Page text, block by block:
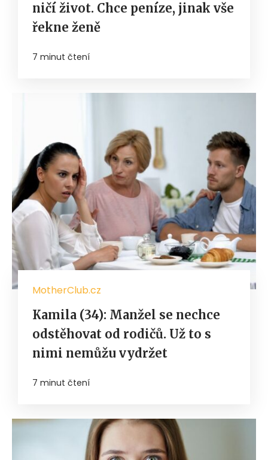
ničí život. Chce peníze, jinak vše
řekne ženě
7 minut čtení
MotherClub.cz
Kamila (34): Manžel se nechce
odstěhovat od rodičů. Už to s
nimi nemůžu vydržet
7 minut čtení